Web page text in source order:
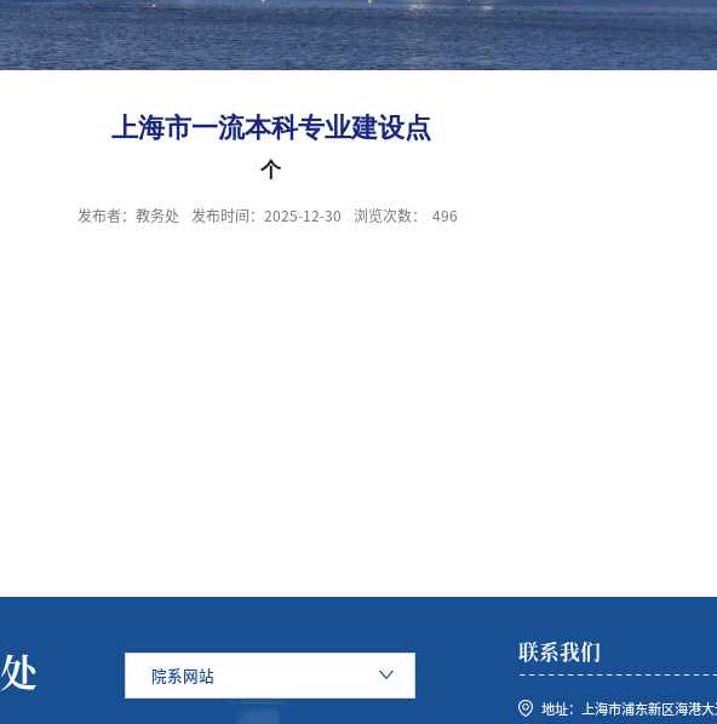
上海市一流本科专业建设点
个
发布者：教务处 发布时间：2025-12-30 浏览次数： 496
院系网站
联系我们
地址：上海市浦东新区海港